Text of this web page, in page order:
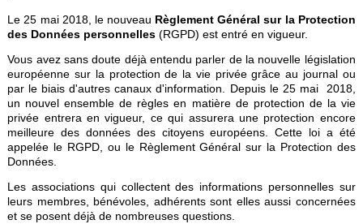
Le 25 mai 2018, le nouveau Règlement Général sur la Protection
des Données personnelles (RGPD) est entré en vigueur.
Vous avez sans doute déjà entendu parler de la nouvelle législation
européenne sur la protection de la vie privée grâce au journal ou
par le biais d'autres canaux d'information. Depuis le 25 mai 2018,
un nouvel ensemble de règles en matière de protection de la vie
privée entrera en vigueur, ce qui assurera une protection encore
meilleure des données des citoyens européens. Cette loi a été
appelée le RGPD, ou le Règlement Général sur la Protection des
Données.
Les associations qui collectent des informations personnelles sur
leurs membres, bénévoles, adhérents sont elles aussi concernées
et se posent déjà de nombreuses questions.